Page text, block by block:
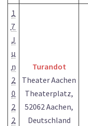
1
7
J
u
n
2
0
2
2
Turandot
Theater Aachen
Theaterplatz,
52062 Aachen,
Deutschland